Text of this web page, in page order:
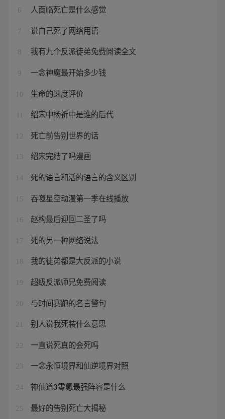
6 人面临死亡是什么感觉
7 说自己死了网络用语
8 我有九个反派徒弟免费阅读全文
9 一念神魔最开始多少钱
10 生命的速度评价
绍宋中杨祈中是谁的后代
12 死亡前告别世界的话
13 绍宋完结了吗漫画
14 死的语言和活的语言的含义区别
15 吞噬星空动漫第一季在线播放
16 赵构最后迎回二圣了吗
17 死的另一种网络说法
18 我的徒弟都是大反派的小说
19 超级反派师兄免费阅读
20 与时间赛跑的名言警句
21 别人说我死装什么意思
22 一直说死真的会死吗
23 一念永恒境界和仙逆境界对照
24 神仙道3零氪最强阵容是什么
25 最好的告别死亡大揭秘